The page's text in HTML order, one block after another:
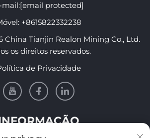
mail:[email protected]
+8615822332238
China Tianjin Realon Mining Co., Ltd.
os direitos reservados.
de Privacidade